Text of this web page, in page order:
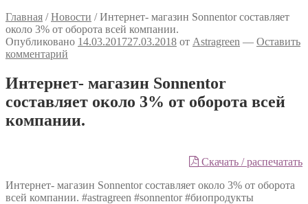
Главная /Новости /Интернет- магазин Sonnentor составляет
около 3% от оборота всей компании.
Опубликовано 14.03.201727.03.2018 от Astragreen — Оставить
комментарий
Интернет- магазин Sonnentor
составляет около 3% от оборота всей
компании.
Скачать / распечатать
Интернет- магазин Sonnentor составляет около 3% от оборота
всей компании. #astragreen #sonnentor #биопродукты